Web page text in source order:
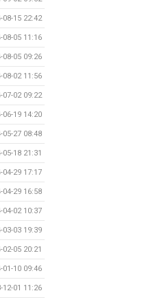
08-15 22:42
08-05 11:16
08-05 09:26
08-02 11:56
07-02 09:22
06-19 14:20
05-27 08:48
05-18 21:31
04-29 17:17
04-29 16:58
04-02 10:37
03-03 19:39
02-05 20:21
01-10 09:46
12-01 11:26